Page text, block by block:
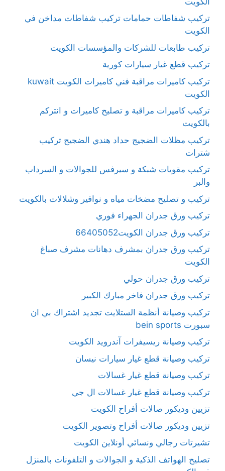
تركيب شفاطات حمامات تركيب شفاطات مداخن في
الكويت
تركيب طابعات للشركات والمؤسسات الكويت
تركيب قطع غيار سيارات كورية
تركيب كاميرات مراقبة فني كاميرات الكويت kuwait
الكويت
تركيب كاميرات مراقبة و تصليح كاميرات و انتركم
بالكويت
تركيب مظلات الضجيج حداد هندي الضجيج تركيب
شترات
تركيب مقويات شبكة و سيرفس للجوالات و السرداب
والبر
تركيب و تصليح مضخات مياه و نوافير وشلالات بالكويت
تركيب ورق جدران الجهراء فوري
تركيب ورق جدران الكويت66405052
تركيب ورق جدران بمشرف دهانات مشرف صباغ
الكويت
تركيب ورق جدران حولي
تركيب ورق جدران فاخر مبارك الكبير
تركيب وصيانة أنظمة الستلايت تجديد اشتراك بي ان
سبورت bein sports
تركيب وصيانة ريسيفرات آندرويد الكويت
تركيب وصيانة قطع غيار سيارات نيسان
تركيب وصيانة قطع غيار غسالات
تركيب وصيانة قطع غيار غسالات ال جي
تزيين وديكور صالات أفراح الكويت
تزيين وديكور صالات أفراح وتصوير الكويت
تشيرتات رجالي ونسائي أونلاين الكويت
تصليح الهواتف الذكية و الجوالات و التلفونات بالمنزل